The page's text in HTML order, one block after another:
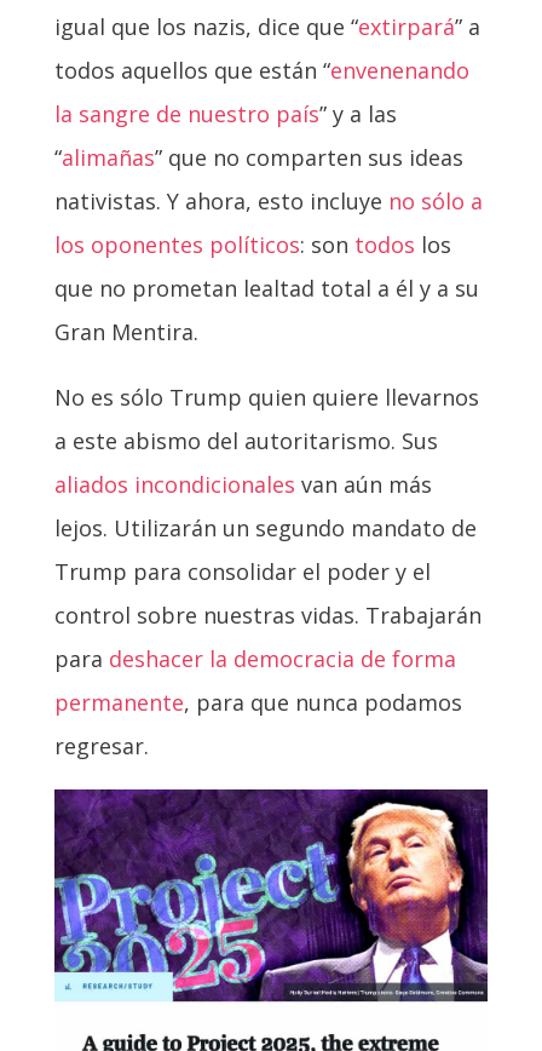
igual que los nazis, dice que “extirpará” a
todos aquellos que están “envenenando
la sangre de nuestro país” y a las
“alimañas” que no comparten sus ideas
nativistas. Y ahora, esto incluye no sólo a
los oponentes políticos: son todos los
que no prometan lealtad total a él y a su
Gran Mentira.
No es sólo Trump quien quiere llevarnos
a este abismo del autoritarismo. Sus
aliados incondicionales van aún más
lejos. Utilizarán un segundo mandato de
Trump para consolidar el poder y el
control sobre nuestras vidas. Trabajarán
para deshacer la democracia de forma
permanente, para que nunca podamos
regresar.